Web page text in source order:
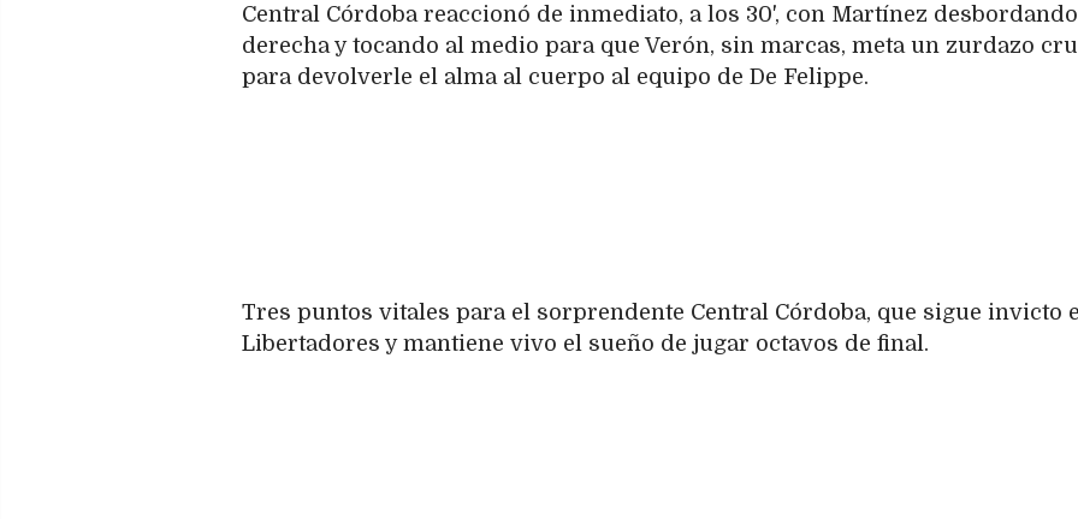
Central Córdoba reaccionó de inmediato, a los 30', con Martínez
derecha y tocando al medio para que Verón, sin marcas, meta un zurdazo
para devolverle el alma al cuerpo al equipo de De Felippe.
Tres puntos vitales para el sorprendente Central Córdoba, que sigue invicto
Libertadores y mantiene vivo el sueño de jugar octavos de final.